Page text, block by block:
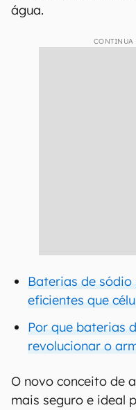
água.
CONTINUA
Baterias de sódio
eficientes que
Por que baterias
revolucionar o
O novo conceito de
mais seguro e ideal